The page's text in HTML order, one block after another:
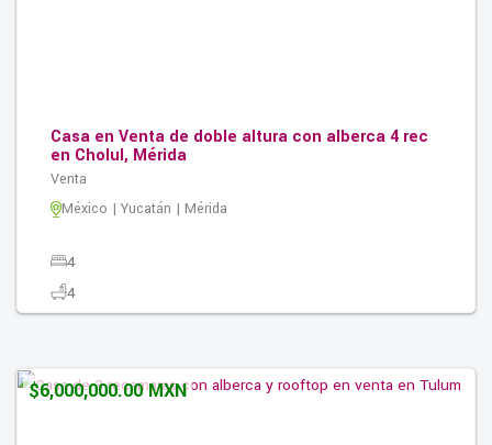
Casa en Venta de doble altura con alberca 4 rec
en Cholul, Mérida
Venta
México | Yucatán | Mérida
4
4
$6,000,000.00 MXN